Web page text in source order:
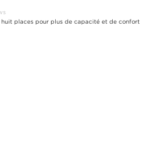
places pour plus de capacité et de confort